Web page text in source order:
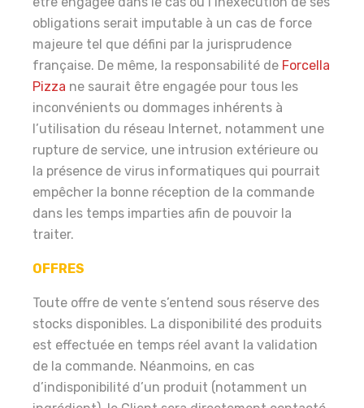
obligations serait imputable à un cas de force
majeure tel que défini par la jurisprudence
française. De même, la responsabilité de Forcella
Pizza ne saurait être engagée pour tous les
inconvénients ou dommages inhérents à
l’utilisation du réseau Internet, notamment une
rupture de service, une intrusion extérieure ou
la présence de virus informatiques qui pourrait
empêcher la bonne réception de la commande
dans les temps imparties afin de pouvoir la
traiter.
OFFRES
Toute offre de vente s’entend sous réserve des
stocks disponibles. La disponibilité des produits
est effectuée en temps réel avant la validation
de la commande. Néanmoins, en cas
d’indisponibilité d’un produit (notamment un